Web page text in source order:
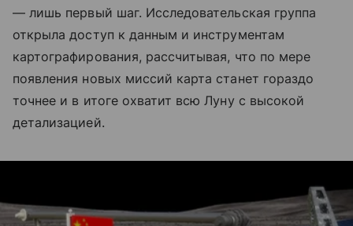
— лишь первый шаг. Исследовательская группа
открыла доступ к данным и инструментам
картографирования, рассчитывая, что по мере
появления новых миссий карта станет гораздо
точнее и в итоге охватит всю Луну с высокой
детализацией.